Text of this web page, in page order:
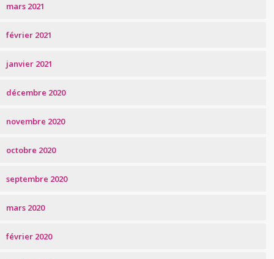
mars 2021
février 2021
janvier 2021
décembre 2020
novembre 2020
octobre 2020
septembre 2020
mars 2020
février 2020